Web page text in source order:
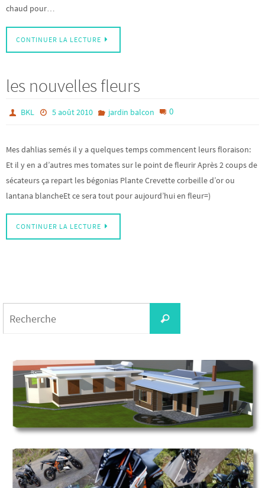
chaud pour…
CONTINUER LA LECTURE
les nouvelles fleurs
BKL 5 août 2010 jardin balcon 0
Mes dahlias semés il y a quelques temps commencent leurs floraison:
Et il y en a d’autres mes tomates sur le point de fleurir Après 2 coups de
sécateurs ça repart les bégonias Plante Crevette corbeille d’or ou
lantana blancheEt ce sera tout pour aujourd’hui en fleur=)
CONTINUER LA LECTURE
Recherche